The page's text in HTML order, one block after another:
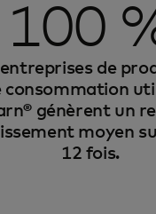
100
entreprises de
consommation
génèrent un
moyen
12 fois.